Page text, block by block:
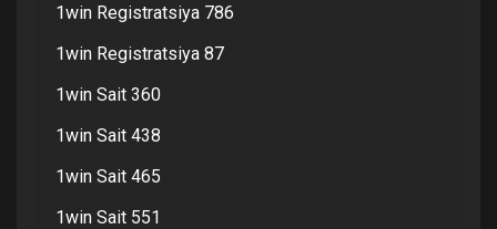
1win Registratsiya 786
1win Registratsiya 87
1win Sait 360
1win Sait 438
1win Sait 465
1win Sait 551